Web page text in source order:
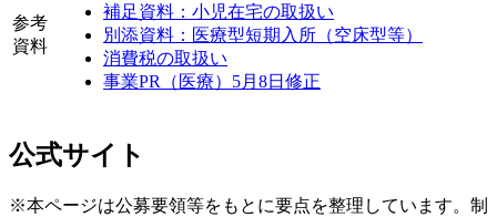
参考
資料
補足資料：小児在宅の取扱い
別添資料：医療型短期入所（空床型等）
消費税の取扱い
事業PR（医療）5月8日修正
公式サイト
※本ページは公募要領等をもとに要点を整理しています。制